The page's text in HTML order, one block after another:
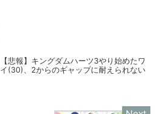
【悲報】キングダムハーツ3やり始めたワ
イ(30)、2からのギャップに耐えられない